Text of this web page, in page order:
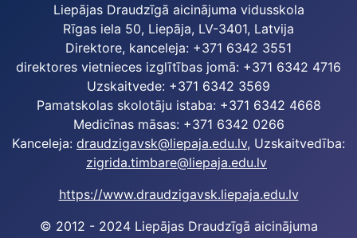
Liepājas Draudzīgā aicinājuma vidusskola
Rīgas iela 50, Liepāja, LV-3401, Latvija
Direktore, kanceleja: +371 6342 3551
direktores vietnieces izglītības jomā: +371 6342 4716
Uzskaitvede: +371 6342 3569
Pamatskolas skolotāju istaba: +371 6342 4668
Medicīnas māsas: +371 6342 0266
Kanceleja: draudzigavsk@liepaja.edu.lv, Uzskaitvedība:
zigrida.timbare@liepaja.edu.lv
https://www.draudzigavsk.liepaja.edu.lv
© 2012 - 2024 Liepājas Draudzīgā aicinājuma